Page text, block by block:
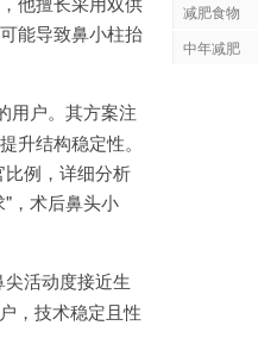
能导致鼻小柱抬
用户。其方案注
升结构稳定性。
例，详细分析
，术后鼻头小
活动度接近生
，技术稳定且性
减肥食物
中年减肥